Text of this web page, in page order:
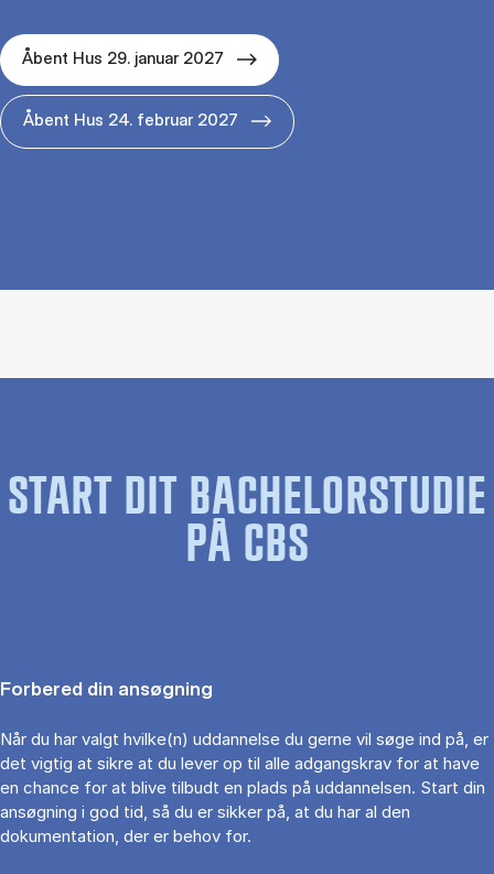
Åbent Hus 29. januar 2027
Åbent Hus 24. februar 2027
START DIT BACHELORSTUDIE
PÅ CBS
Forbered din ansøgning
Når du har valgt hvilke(n) uddannelse du gerne vil søge ind på, er
det vigtig at sikre at du lever op til alle adgangskrav for at have
en chance for at blive tilbudt en plads på uddannelsen. Start din
ansøgning i god tid, så du er sikker på, at du har al den
dokumentation, der er behov for.